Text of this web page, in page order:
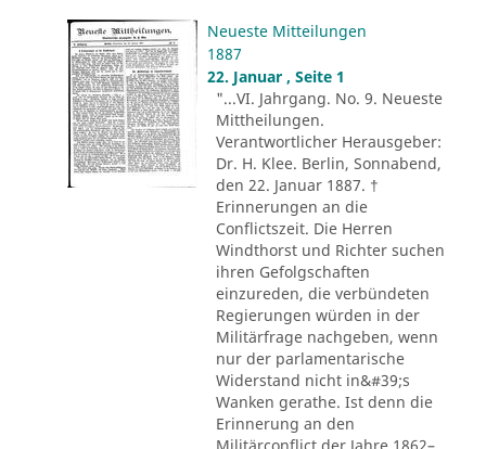
Neueste Mitteilungen
1887
22. Januar , Seite 1
"...VI. Jahrgang. No. 9. Neueste
Mittheilungen.
Verantwortlicher Herausgeber:
Dr. H. Klee. Berlin, Sonnabend,
den 22. Januar 1887. †
Erinnerungen an die
Conflictszeit. Die Herren
Windthorst und Richter suchen
ihren Gefolgschaften
einzureden, die verbündeten
Regierungen würden in der
Militärfrage nachgeben, wenn
nur der parlamentarische
Widerstand nicht in&#39;s
Wanken gerathe. Ist denn die
Erinnerung an den